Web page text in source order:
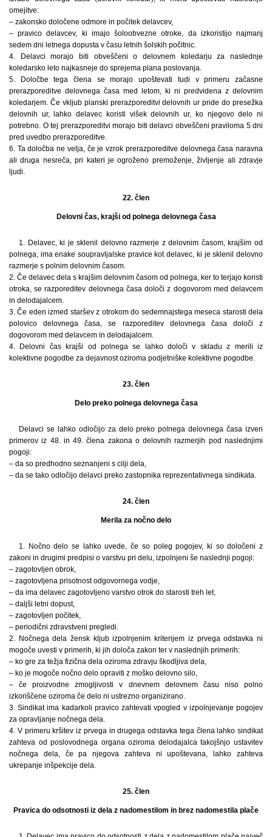
omejitve:
– zakonsko določene odmore in počitek delavcev,
– pravico delavcev, ki imajo šoloobvezne otroke, da izkoristijo najmanj
sedem dni letnega dopusta v času letnih šolskih počitnic.
4. Delavci morajo biti obveščeni o delovnem koledarju za naslednje
koledarsko leto najkasneje do sprejema plana poslovanja.
5. Določbe tega člena se morajo upoštevati tudi v primeru začasne
prerazporeditve delovnega časa med letom, ki ni predvidena z delovnim
koledarjem. Če vkljub planski prerazporeditvi delovnih ur pride do presežka
delovnih ur, lahko delavec koristi višek delovnih ur, ko njegovo delo ni
potrebno. O tej prerazporeditvi morajo biti delavci obveščeni praviloma 5 dni
pred uvedbo prerazporeditve.
6. Ta določba ne velja, če je vzrok prerazporeditve delovnega časa naravna
ali druga nesreča, pri kateri je ogroženo premoženje, življenje ali zdravje
ljudi.
22. člen
Delovni čas, krajši od polnega delovnega časa
1. Delavec, ki je sklenil delovno razmerje z delovnim časom, krajšim od
polnega, ima enake soupravljalske pravice kot delavec, ki je sklenil delovno
razmerje s polnim delovnim časom.
2. Če delavec dela s krajšim delovnim časom od polnega, ker to terjajo koristi
otroka, se razporeditev delovnega časa določi z dogovorom med delavcem
in delodajalcem.
3. Če eden izmed staršev z otrokom do sedemnajstega meseca starosti dela
polovico delovnega časa, se razporeditev delovnega časa določi z
dogovorom med delavcem in delodajalcem.
4. Delovni čas krajši od polnega se lahko določi v skladu z merili iz
kolektivne pogodbe za dejavnost oziroma podjetniške kolektivne pogodbe.
23. člen
Delo preko polnega delovnega časa
Delavci se lahko odločijo za delo preko polnega delovnega časa izven
primerov iz 48. in 49. člena zakona o delovnih razmerjih pod naslednjimi
pogoji:
– da so predhodno seznanjeni s cilji dela,
– da se tako odločijo delavci preko zastopnika reprezentativnega sindikata.
24. člen
Merila za nočno delo
1. Nočno delo se lahko uvede, če so poleg pogojev, ki so določeni z
zakoni in drugimi predpisi o varstvu pri delu, izpolnjeni še naslednji pogoji:
– zagotovljen obrok,
– zagotovljena prisotnost odgovornega vodje,
– da ima delavec zagotovljeno varstvo otrok do starosti treh let,
– daljši letni dopust,
– zagotovljen počitek,
– periodični zdravstveni pregledi.
2. Nočnega dela žensk kljub izpolnjenim kriterijem iz prvega odstavka ni
mogoče uvesti v primerih, ki jih določa zakon ter v naslednjih primerih:
– ko gre za težja fizična dela oziroma zdravju škodljiva dela,
– ko je mogoče nočno delo opraviti z moško delovno silo,
– če proizvodne zmogljivosti v dnevnem delovnem času niso polno
izkoriščene oziroma če delo ni ustrezno organizirano.
3. Sindikat ima kadarkoli pravico zahtevati vpogled v izpolnjevanje pogojev
za opravljanje nočnega dela.
4. V primeru kršitev iz prvega in drugega odstavka tega člena lahko sindikat
zahteva od poslovodnega organa oziroma delodajalca takojšnjo ustavitev
nočnega dela, če pa njegova zahteva ni upoštevana, lahko zahteva
ukrepanje inšpekcije dela.
25. člen
Pravica do odsotnosti iz dela z nadomestilom in brez nadomestila plače